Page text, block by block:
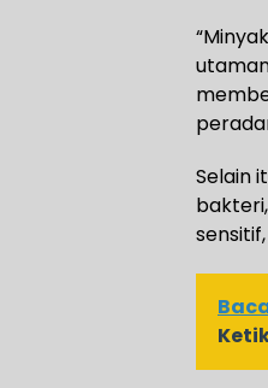
Selain